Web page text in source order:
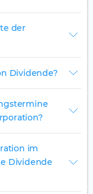
der
Dividende?
im
Dividende